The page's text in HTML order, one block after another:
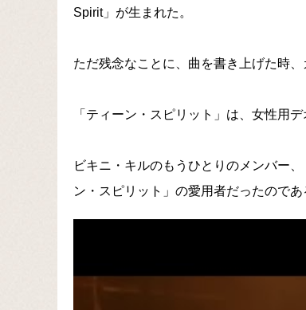
Spirit」が生まれた。
ただ残念なことに、曲を書き上げた時
「ティーン・スピリット」は、女性用
ビキニ・キルのもうひとりのメンバー
ン・スピリット」の愛用者だったのであ